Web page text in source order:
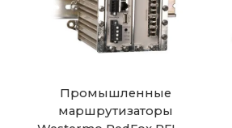
Промышленные
маршрутизаторы